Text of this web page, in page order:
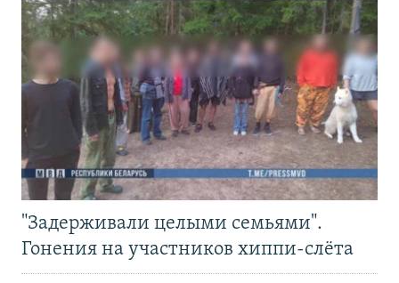
"Задерживали целыми семьями".
Гонения на участников хиппи-слёта